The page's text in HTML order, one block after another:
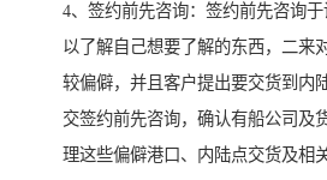
4、签约前先咨询：签约前先咨询于
以了解自己想要了解的东西，二来
较偏僻，并且客户提出要交货到内
交签约前先咨询，确认有船公司及
理这些偏僻港口、内陆点交货及相